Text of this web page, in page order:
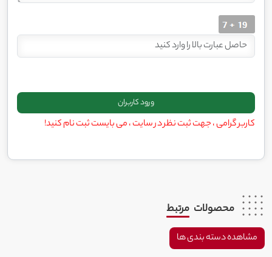
کاربر گرامی ، جهت ثبت نظر در سایت ، می بایست ثبت نام کنید!
محصولات مرتبط
مشاهده دسته بندی ها